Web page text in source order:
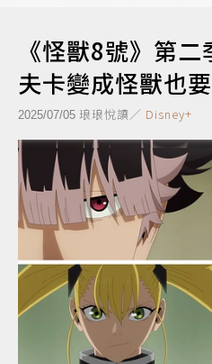
《怪獸8號》第
夫卡變成怪獸也
2025/07/05 琅琅悅讀／ Disney+